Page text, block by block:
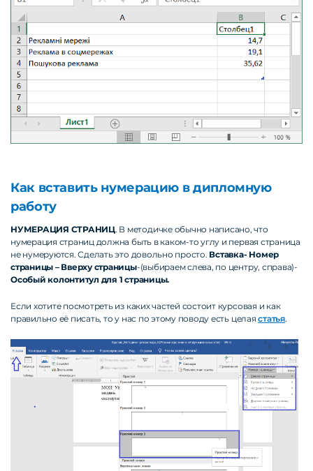
Как вставить нумерацию в дипломную
работу
НУМЕРАЦИЯ СТРАНИЦ. В методичке обычно написано, что
нумерация страниц должна быть в каком-то углу и первая страница
не нумеруются. Сделать это довольно просто. Вставка- Номер
страницы – Вверху страницы-(выбираем слева, по центру, справа)-
Особый колонтитул для 1 страницы.
Если хотите посмотреть из каких частей состоит курсовая и как
правильно её писать, то у нас по этому поводу есть целаястатья.